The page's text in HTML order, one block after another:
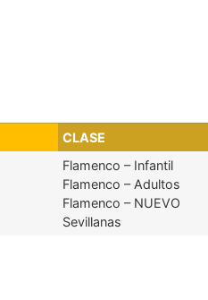
CLASE
Flamenco – Infantil
Flamenco – Adultos
Flamenco – NUEVO
Sevillanas